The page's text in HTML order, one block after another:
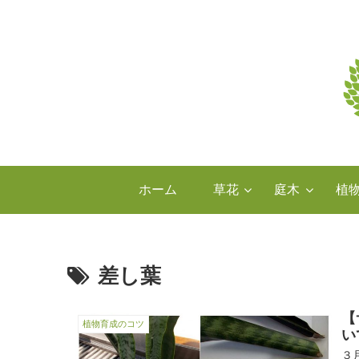
ホーム 草花 庭木 植
差し葉
植物育成のコツ
３